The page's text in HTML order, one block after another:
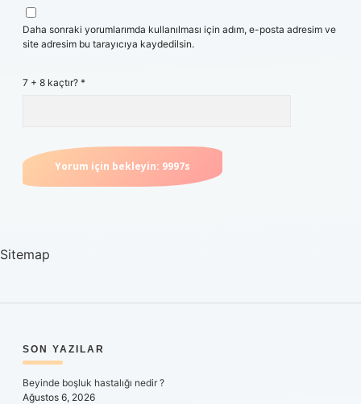
Daha sonraki yorumlarımda kullanılması için adım, e-posta adresim ve
site adresim bu tarayıcıya kaydedilsin.
7 + 8 kaçtır? *
Sitemap
SIDEBAR
SON YAZILAR
Beyinde boşluk hastalığı nedir ?
Ağustos 6, 2026